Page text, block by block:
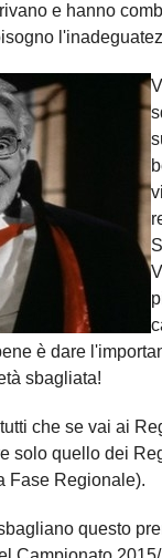
e hanno
è dare
sbagliata!
che se vai ai
solo quello dei
Fase Regionale).
questo